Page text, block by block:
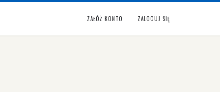
ZAŁÓŻ KONTO ZALOGUJ SIĘ